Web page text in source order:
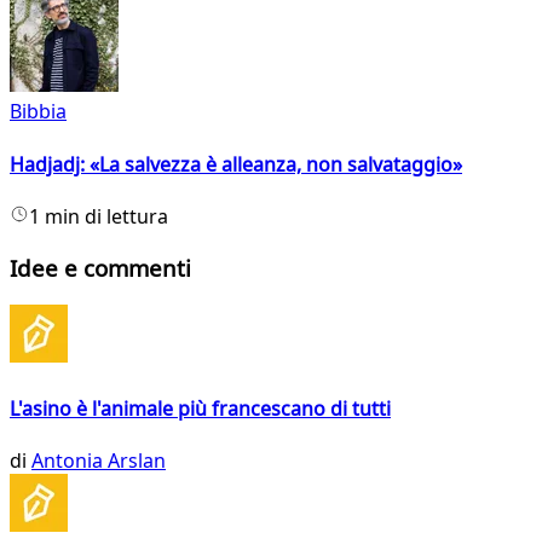
Bibbia
Hadjadj: «La salvezza è alleanza, non salvataggio»
1 min di lettura
Idee e commenti
L'asino è l'animale più francescano di tutti
di Antonia Arslan